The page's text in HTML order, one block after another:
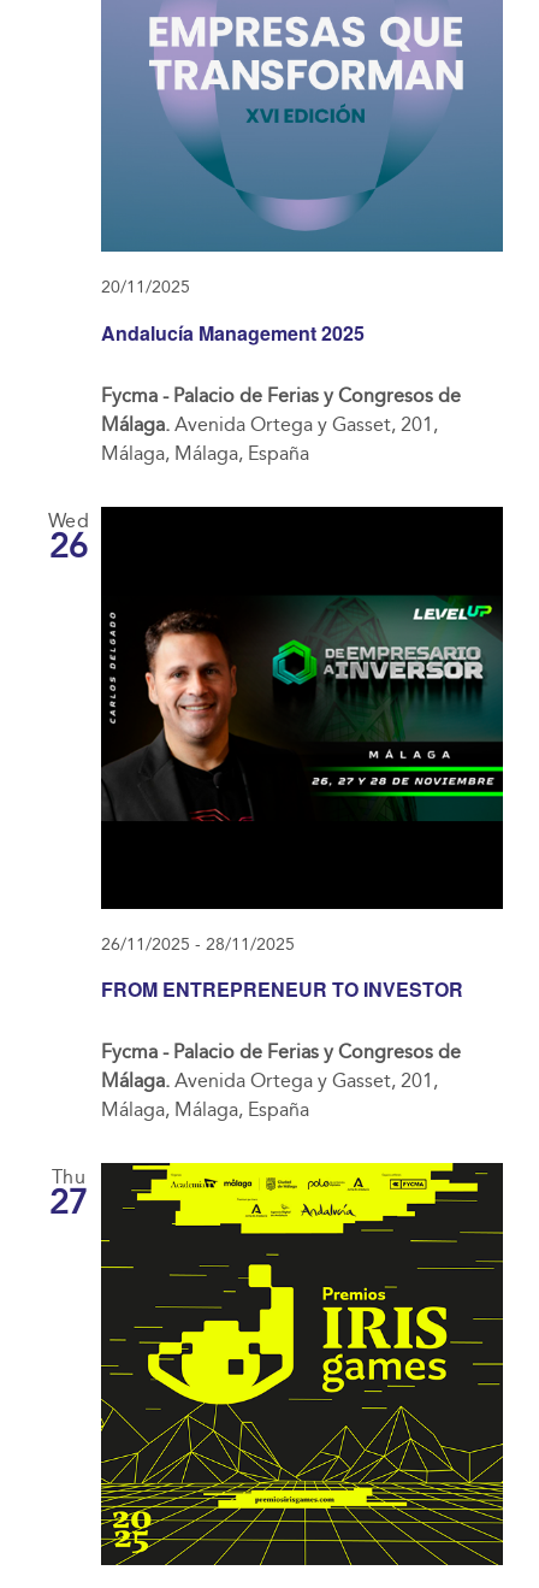
Andalucía Management 2025
20/11/2025
Fycma - Palacio de Ferias y Congresos de
Málaga. Avenida Ortega y Gasset, 201,
Málaga, Málaga, España
Wed
26
FROM ENTREPRENEUR TO INVESTOR
26/11/2025 - 28/11/2025
Fycma - Palacio de Ferias y Congresos de
Málaga. Avenida Ortega y Gasset, 201,
Málaga, Málaga, España
Thu
27